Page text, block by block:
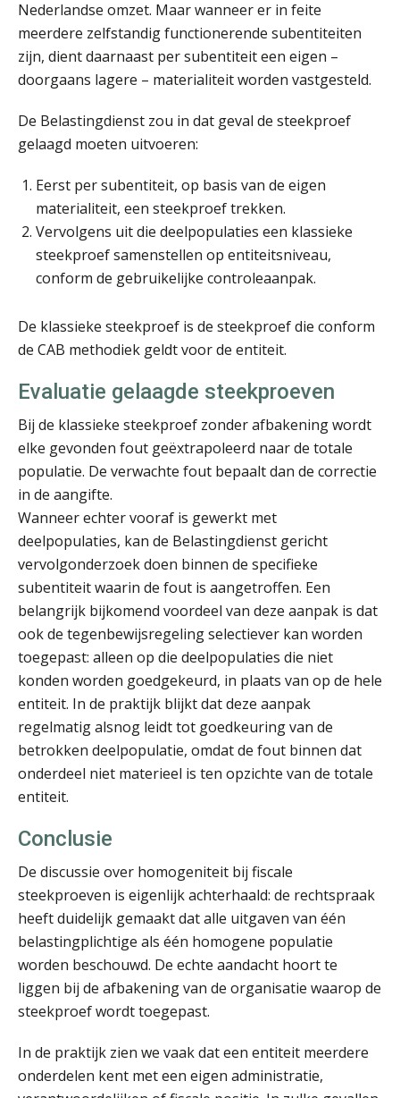
Nederlandse omzet. Maar wanneer er in feite
meerdere zelfstandig functionerende subentiteiten
zijn, dient daarnaast per subentiteit een eigen –
doorgaans lagere – materialiteit worden vastgesteld.
De Belastingdienst zou in dat geval de steekproef
gelaagd moeten uitvoeren:
Eerst per subentiteit, op basis van de eigen
materialiteit, een steekproef trekken.
Vervolgens uit die deelpopulaties een klassieke
steekproef samenstellen op entiteitsniveau,
conform de gebruikelijke controleaanpak.
De klassieke steekproef is de steekproef die conform
de CAB methodiek geldt voor de entiteit.
Evaluatie gelaagde steekproeven
Bij de klassieke steekproef zonder afbakening wordt
elke gevonden fout geëxtrapoleerd naar de totale
populatie. De verwachte fout bepaalt dan de correctie
in de aangifte.
Wanneer echter vooraf is gewerkt met
deelpopulaties, kan de Belastingdienst gericht
vervolgonderzoek doen binnen de specifieke
subentiteit waarin de fout is aangetroffen. Een
belangrijk bijkomend voordeel van deze aanpak is dat
ook de tegenbewijsregeling selectiever kan worden
toegepast: alleen op die deelpopulaties die niet
konden worden goedgekeurd, in plaats van op de hele
entiteit. In de praktijk blijkt dat deze aanpak
regelmatig alsnog leidt tot goedkeuring van de
betrokken deelpopulatie, omdat de fout binnen dat
onderdeel niet materieel is ten opzichte van de totale
entiteit.
Conclusie
De discussie over homogeniteit bij fiscale
steekproeven is eigenlijk achterhaald: de rechtspraak
heeft duidelijk gemaakt dat alle uitgaven van één
belastingplichtige als één homogene populatie
worden beschouwd. De echte aandacht hoort te
liggen bij de afbakening van de organisatie waarop de
steekproef wordt toegepast.
In de praktijk zien we vaak dat een entiteit meerdere
onderdelen kent met een eigen administratie,
Barry Willemsen
Alex Schrijver
Chanien Engelbertink
Tom Berkhout
Pieter Kok
Martine Cranendonk